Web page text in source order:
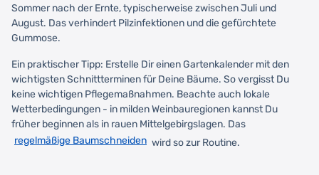
Sommer nach der Ernte, typischerweise zwischen Juli und
August. Das verhindert Pilzinfektionen und die gefürchtete
Gummose.
Ein praktischer Tipp: Erstelle Dir einen Gartenkalender mit den
wichtigsten Schnittterminen für Deine Bäume. So vergisst Du
keine wichtigen Pflegemaßnahmen. Beachte auch lokale
Wetterbedingungen - in milden Weinbauregionen kannst Du
früher beginnen als in rauen Mittelgebirgslagen. Das
regelmäßige Baumschneiden wird so zur Routine.